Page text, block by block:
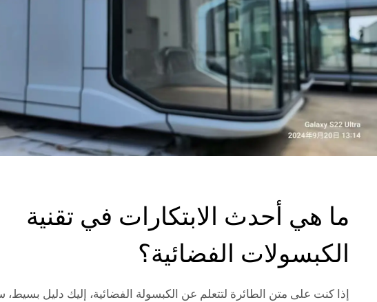
ما هي أحدث الابتكارات في تقنية
الكبسولات الفضائية؟
إذا كنت على متن الطائرة لتتعلم عن الكبسولة الفضائية، إليك دليل